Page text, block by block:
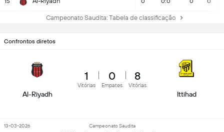
Campeonato Saudita: Tabela de classificação
Confrontos diretos
Al-Riyadh
1
Vitórias
0
Empates
8
Vitórias
Ittihad
Campeonato Saudita
13-03-2026